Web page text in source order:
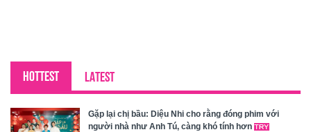
HOTTEST LATEST
Gặp lại chị bầu: Diệu Nhi cho rằng đóng phim với
người nhà như Anh Tú, càng khó tính hơn